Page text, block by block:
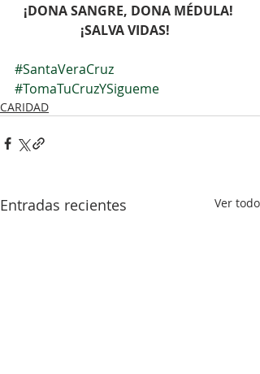
¡DONA SANGRE, DONA MÉDULA!
¡SALVA VIDAS!⠀
#SantaVeraCruz
#TomaTuCruzYSigueme
CARIDAD
Entradas recientes Ver todo